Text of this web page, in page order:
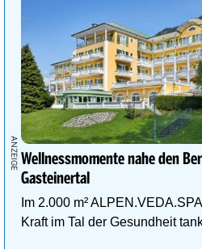
Wellnessmomente nahe den
Gasteinertal
Im 2.000 m²
Kraft im Tal der Gesundheit